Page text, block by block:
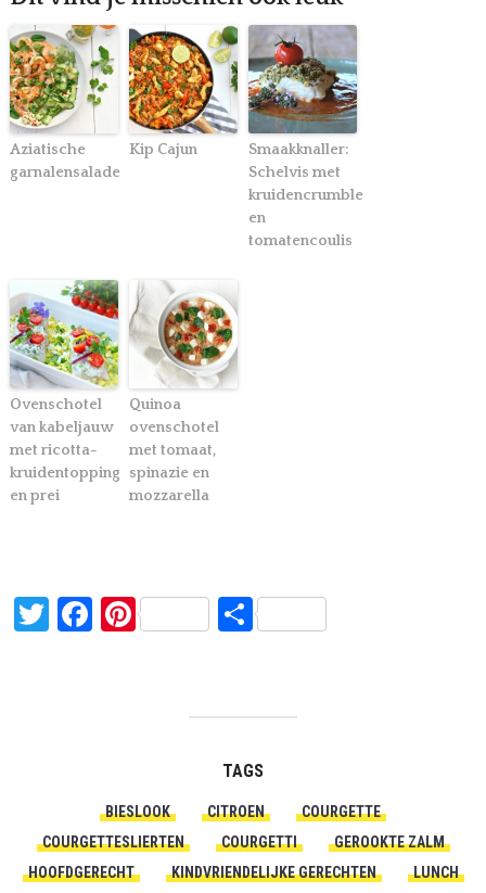
Aziatische
garnalensalade
Kip Cajun
Smaakknaller:
Schelvis met
kruidencrumble
en
tomatencoulis
Ovenschotel
van kabeljauw
met ricotta-
kruidentopping
en prei
Quinoa
ovenschotel
met tomaat,
spinazie en
mozzarella
TwitterFacebook
PinterestDelen
TAGS
BIESLOOK CITROEN
COURGETTE
COURGETTESLIERTEN
COURGETTI
GEROOKTE ZALM
HOOFDGERECHT
KINDVRIENDELIJKE GERECHTEN
LUNCH